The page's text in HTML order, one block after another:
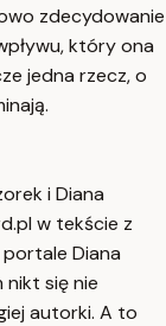
zdecydowanie
który ona
jedna rzecz, o
i Diana
w tekście z
Diana
nikt się nie
autorki. A to